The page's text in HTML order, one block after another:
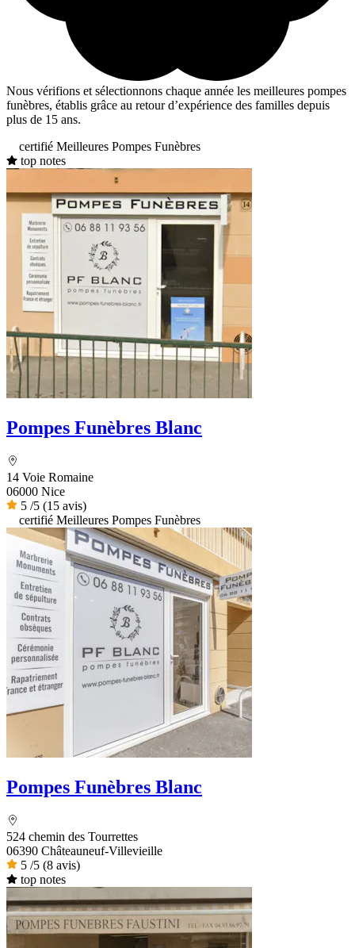
Nous vérifions et sélectionnons chaque année les meilleures pompes
funèbres, établis grâce au retour d’expérience des familles depuis
plus de 15 ans.
certifié Meilleures Pompes Funèbres
top notes
Pompes Funèbres Blanc
14 Voie Romaine
06000 Nice
5 /5 (15 avis)
certifié Meilleures Pompes Funèbres
Pompes Funèbres Blanc
524 chemin des Tourrettes
06390 Châteauneuf-Villevieille
5 /5 (8 avis)
top notes